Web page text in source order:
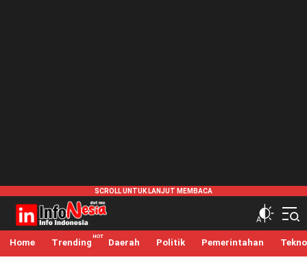
infonesia.me
Info Indonesia
Home Trending Daerah Politik Pemerintahan Tekno